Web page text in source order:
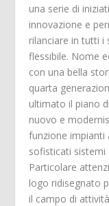
una serie di
innovazione e
rilanciare in tutti i
flessibile. Nome
con una bella
quarta
ultimato il piano
nuovo e
funzione impianti
sofisticati sistemi
Particolare
logo ridisegnato
il campo di